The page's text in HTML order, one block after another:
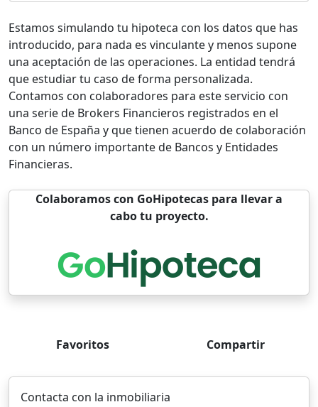
Estamos simulando tu hipoteca con los datos que has
introducido, para nada es vinculante y menos supone
una aceptación de las operaciones. La entidad tendrá
que estudiar tu caso de forma personalizada.
Contamos con colaboradores para este servicio con
una serie de Brokers Financieros registrados en el
Banco de España y que tienen acuerdo de colaboración
con un número importante de Bancos y Entidades
Financieras.
Colaboramos con GoHipotecas para llevar a
cabo tu proyecto.
Favoritos Compartir
Contacta con la inmobiliaria